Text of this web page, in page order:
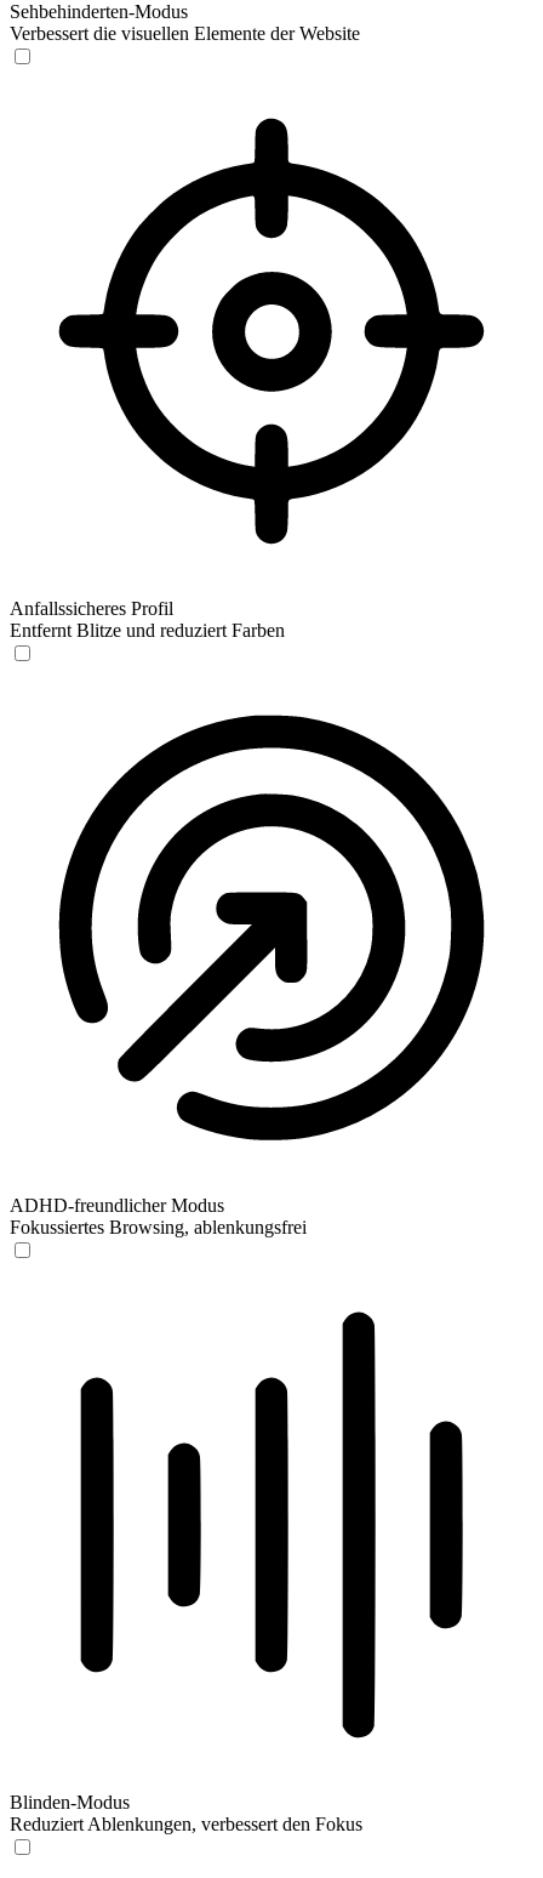
Sehbehinderten-Modus
Verbessert die visuellen Elemente der Website
Anfallssicheres Profil
Entfernt Blitze und reduziert Farben
ADHD-freundlicher Modus
Fokussiertes Browsing, ablenkungsfrei
Blinden-Modus
Reduziert Ablenkungen, verbessert den Fokus